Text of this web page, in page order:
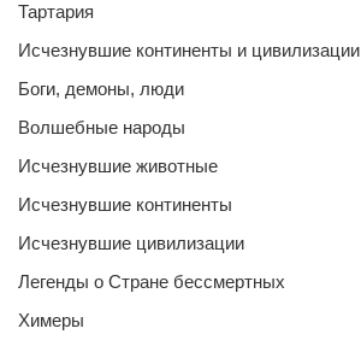
Тартария
Исчезнувшие континенты и цивилизации
Боги, демоны, люди
Волшебные народы
Исчезнувшие животные
Исчезнувшие континенты
Исчезнувшие цивилизации
Легенды о Стране бессмертных
Химеры